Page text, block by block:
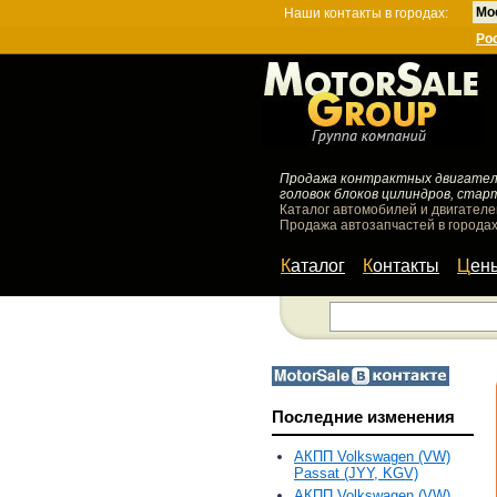
Наши контакты в городах:
Продажа контрактных
головок блоков цилиндров,
Каталог автомобилей и
Продажа автозапчастей в
Каталог Контакты
Последние изменения
АКПП Volkswagen (VW)
Passat (JYY, KGV)